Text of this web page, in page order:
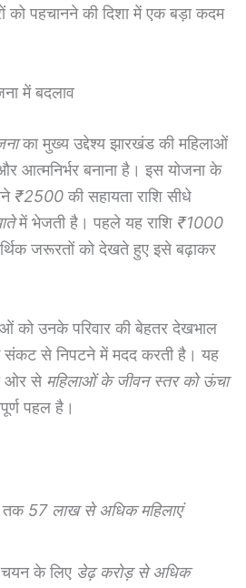
को पहचानने की दिशा में एक बड़ा कदम
में बदलाव
का मुख्य उद्देश्य झारखंड की महिलाओं
आत्मनिर्भर बनाना है। इस योजना के
₹2500की सहायता राशि सीधे
में भेजती है। पहले यह राशि ₹1000
जरूरतों को देखते हुए इसे बढ़ाकर
को उनके परिवार की बेहतर देखभाल
संकट से निपटने में मदद करती है। यह
ओर से महिलाओं के जीवन स्तर को ऊंचा
पहल है।
तक 57 लाख से अधिक महिलाएं
चयन के लिए डेढ़ करोड़ से अधिक